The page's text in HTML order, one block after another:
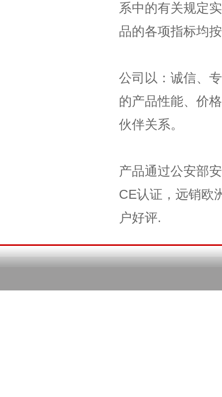
系中的有关规定
品的各项指标均
公司以：诚信、
的产品性能、价
伙伴关系。
产品通过公安部
CE认证，远销欧
户好评.